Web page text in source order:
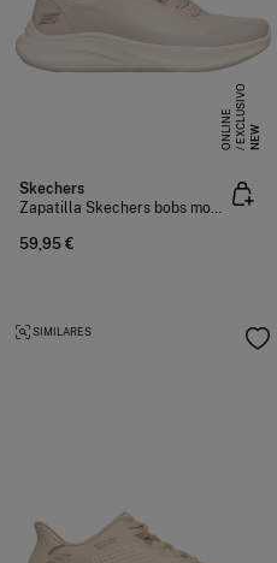
NEW
E
X
C
L
US
I
V
O
O
N
L
I
N
E
Skechers
Zapatilla Skechers bobs moda flex
59,95 €
SIMILARES